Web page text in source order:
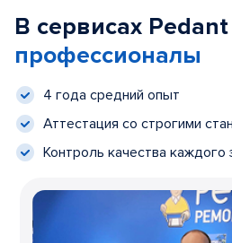
В сервисах
профессионалы
4 года средний опыт
Аттестация со строгими
Контроль качества каждого